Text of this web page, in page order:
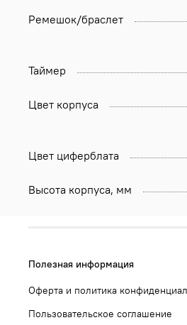
Ремешок/браслет
Таймер
Цвет корпуса
Цвет циферблата
Высота корпуса, мм
Полезная информация
Оферта и политика
Пользовательское соглашение